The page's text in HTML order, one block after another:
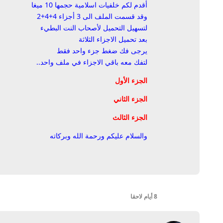
أقدم لكم خلفيات اسلامية حجمها 10 ميغا
وقد قسمت الملف الى 3 أجزاء 4+4+2
لتسهيل التحميل لأصحاب النت البطيء
بعد تحميل الاجزاء الثلاثة
يرجى فك ضغط جزء واحد فقط
لتفك معه باقي الاجزاء في ملف واحد..
الجزء الأول
الجزء الثاني
الجزء الثالث
والسلام عليكم ورحمة الله وبركاته
8 أيام لاحقا